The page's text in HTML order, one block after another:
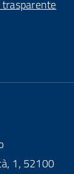
1, 52100